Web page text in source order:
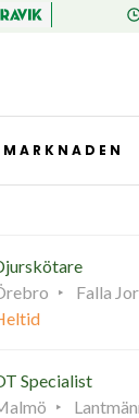
Falla
Specialist